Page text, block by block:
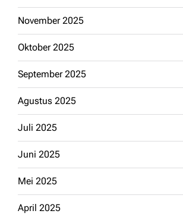
November 2025
Oktober 2025
September 2025
Agustus 2025
Juli 2025
Juni 2025
Mei 2025
April 2025